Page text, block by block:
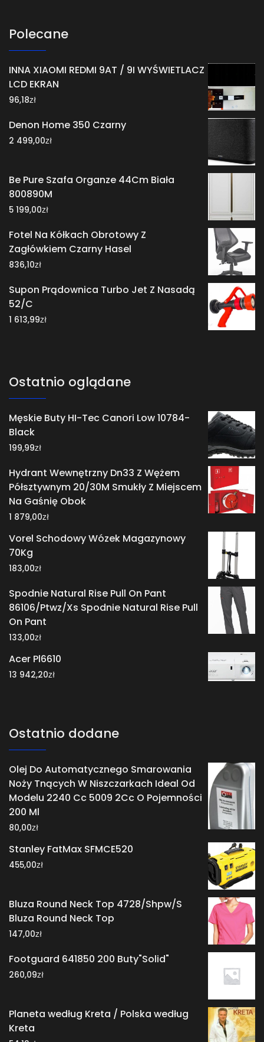
Polecane
INNA XIAOMI REDMI 9AT / 9I WYŚWIETLACZ
LCD EKRAN
96,18zł
Denon Home 350 Czarny
2 499,00zł
Be Pure Szafa Organze 44Cm Biała
800890M
5 199,00zł
Fotel Na Kółkach Obrotowy Z
Zagłówkiem Czarny Hasel
836,10zł
Supon Prądownica Turbo Jet Z Nasadą
52/C
1 613,99zł
Ostatnio oglądane
Męskie Buty HI-Tec Canori Low 10784-
Black
199,99zł
Hydrant Wewnętrzny Dn33 Z Wężem
Półsztywnym 20/30M Smukły Z Miejscem
Na Gaśnię Obok
1 879,00zł
Vorel Schodowy Wózek Magazynowy
70Kg
183,00zł
Spodnie Natural Rise Pull On Pant
86106/Ptwz/Xs Spodnie Natural Rise Pull
On Pant
133,00zł
Acer Pl6610
13 942,20zł
Ostatnio dodane
Olej Do Automatycznego Smarowania
Noży Tnących W Niszczarkach Ideal Od
Modelu 2240 Cc 5009 2Cc O Pojemności
200 Ml
80,00zł
Stanley FatMax SFMCE520
455,00zł
Bluza Round Neck Top 4728/Shpw/S
Bluza Round Neck Top
147,00zł
Footguard 641850 200 Buty"Solid"
260,09zł
Planeta według Kreta / Polska według
Kreta